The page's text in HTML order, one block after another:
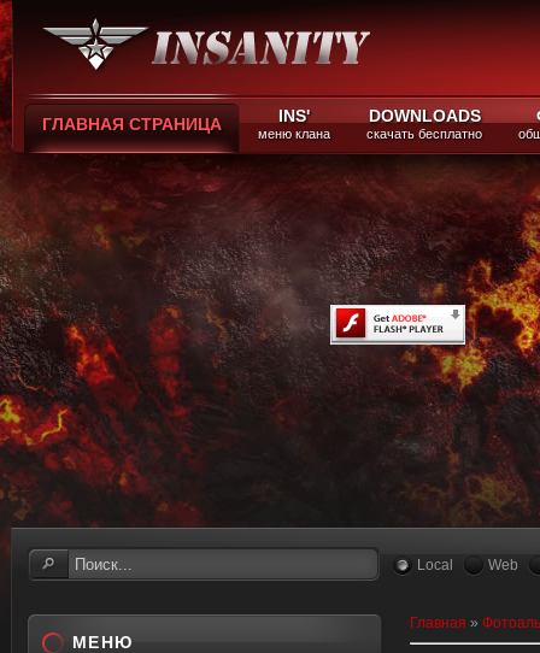
ГЛАВНАЯ СТРАНИЦА INS'
меню клана
DOWNLOADS
скачать бесплатно
Local Web
Главная »
МЕНЮ